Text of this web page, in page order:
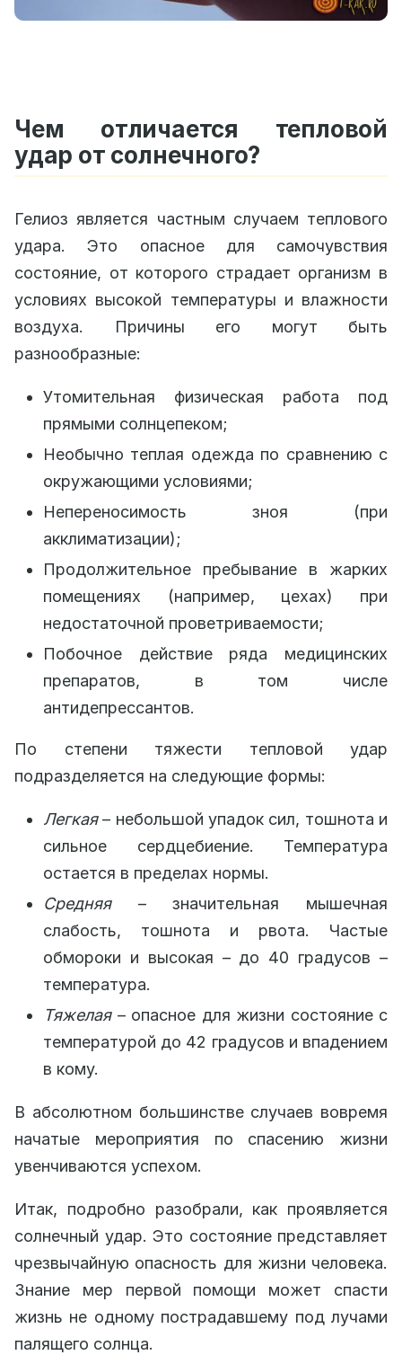
Чем отличается тепловой
удар от солнечного?
Гелиоз является частным случаем теплового
удара. Это опасное для самочувствия
состояние, от которого страдает организм в
условиях высокой температуры и влажности
воздуха. Причины его могут быть
разнообразные:
Утомительная физическая работа под
прямыми солнцепеком;
Необычно теплая одежда по сравнению с
окружающими условиями;
Непереносимость зноя (при
акклиматизации);
Продолжительное пребывание в жарких
помещениях (например, цехах) при
недостаточной проветриваемости;
Побочное действие ряда медицинских
препаратов, в том числе
антидепрессантов.
По степени тяжести тепловой удар
подразделяется на следующие формы:
Легкая– небольшой упадок сил, тошнота и
сильное сердцебиение. Температура
остается в пределах нормы.
Средняя– значительная мышечная
слабость, тошнота и рвота. Частые
обмороки и высокая – до 40 градусов –
температура.
Тяжелая– опасное для жизни состояние с
температурой до 42 градусов и впадением
в кому.
В абсолютном большинстве случаев вовремя
начатые мероприятия по спасению жизни
увенчиваются успехом.
Итак, подробно разобрали, как проявляется
солнечный удар. Это состояние представляет
чрезвычайную опасность для жизни человека.
Знание мер первой помощи может спасти
жизнь не одному пострадавшему под лучами
палящего солнца.